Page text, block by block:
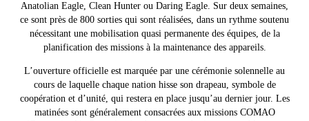
Anatolian Eagle, Clean Hunter ou Daring Eagle. Sur deux semaines,
ce sont près de 800 sorties qui sont réalisées, dans un rythme soutenu
nécessitant une mobilisation quasi permanente des équipes, de la
planification des missions à la maintenance des appareils.
L’ouverture officielle est marquée par une cérémonie solennelle au
cours de laquelle chaque nation hisse son drapeau, symbole de
coopération et d’unité, qui restera en place jusqu’au dernier jour. Les
matinées sont généralement consacrées aux missions COMAO